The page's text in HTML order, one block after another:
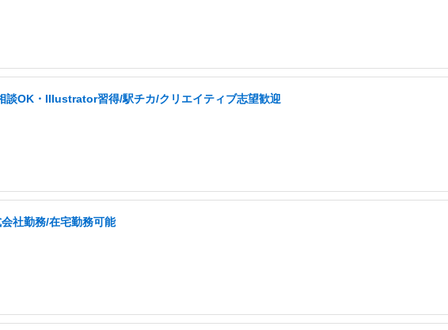
談OK・Illustrator習得/駅チカ/クリエイティブ志望歓迎
社勤務/在宅勤務可能